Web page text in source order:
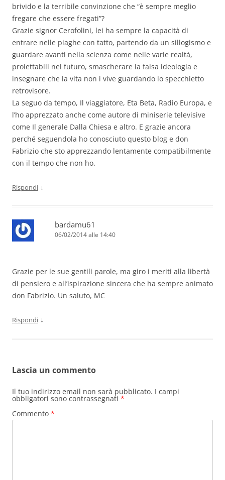
brivido e la terribile convinzione che “è sempre meglio
fregare che essere fregati”?
Grazie signor Cerofolini, lei ha sempre la capacità di
entrare nelle piaghe con tatto, partendo da un sillogismo e
guardare avanti nella scienza come nelle varie realtà,
proiettabili nel futuro, smascherare la falsa ideologia e
insegnare che la vita non i vive guardando lo specchietto
retrovisore.
La seguo da tempo, Il viaggiatore, Eta Beta, Radio Europa, e
l’ho apprezzato anche come autore di miniserie televisive
come Il generale Dalla Chiesa e altro. E grazie ancora
perché seguendola ho conosciuto questo blog e don
Fabrizio che sto apprezzando lentamente compatibilmente
con il tempo che non ho.
Rispondi ↓
bardamu61
06/02/2014 alle 14:40
Grazie per le sue gentili parole, ma giro i meriti alla libertà
di pensiero e all’ispirazione sincera che ha sempre animato
don Fabrizio. Un saluto, MC
Rispondi ↓
Lascia un commento
Il tuo indirizzo email non sarà pubblicato. I campi
obbligatori sono contrassegnati *
Commento *